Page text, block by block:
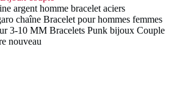
argent homme bracelet aciers
chaîne Bracelet pour hommes femmes
3-10 MM Bracelets Punk bijoux Couple
nouveau